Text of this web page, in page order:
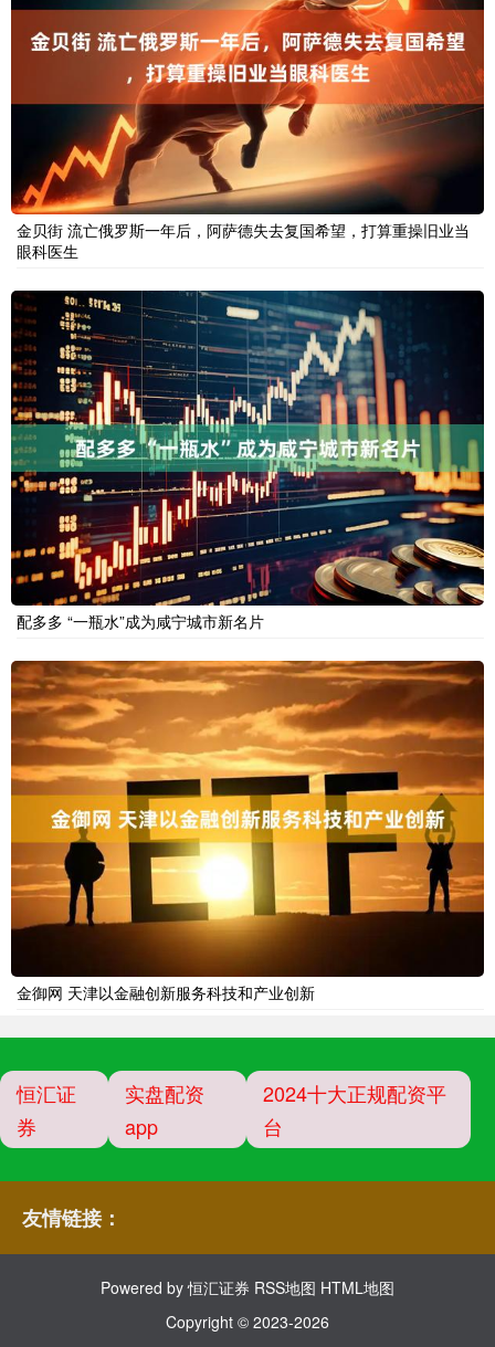
金贝街 流亡俄罗斯一年后，阿萨德失去复国希望，打算重操旧业当
眼科医生
配多多 “一瓶水”成为咸宁城市新名片
金御网 天津以金融创新服务科技和产业创新
恒汇证
券
实盘配资
app
2024十大正规配资平
台
友情链接：
Powered by恒汇证券 RSS地图 HTML地图
Copyright © 2023-2026